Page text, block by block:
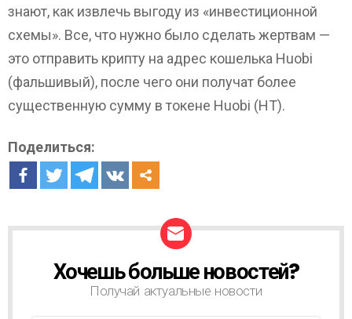
знают, как извлечь выгоду из «инвестиционной
схемы». Все, что нужно было сделать жертвам —
это отправить крипту на адрес кошелька Huobi
(фальшивый), после чего они получат более
существенную сумму в токене Huobi (HT).
Поделиться:
Хочешь больше новостей?
Получай актуальные новости